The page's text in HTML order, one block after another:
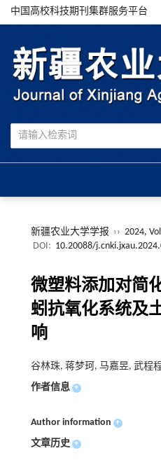
中国高校科技期刊集群服务平台
新疆农业大学学报 ›› 2024,
DOI: 10.20088/
微塑料添加对简
蚓抗氧化系统及
响
谷林珠, 蒋梦珂, 马嘉昱, 武程
作者信息 +
Author information +
文章历史 +